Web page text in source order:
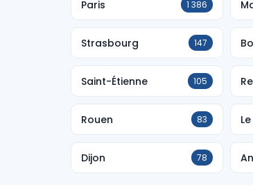
Paris 1 386
Strasbourg 147
Saint-Étienne 105
Rouen 83
Dijon 78